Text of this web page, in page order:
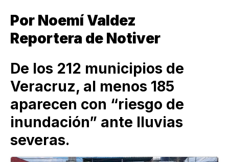
Por Noemí Valdez
Reportera de Notiver
De los 212 municipios de
Veracruz, al menos 185
aparecen con “riesgo de
inundación” ante lluvias
severas.